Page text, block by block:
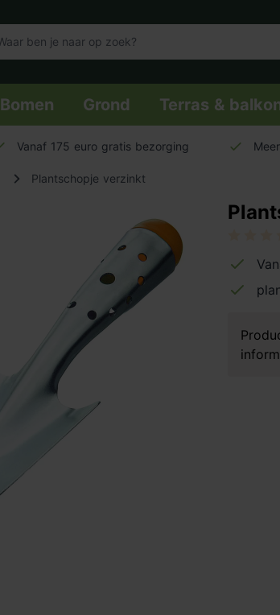
Bomen Grond Terras &
Vanaf 175 euro gratis bezorging
Plantschopje verzinkt